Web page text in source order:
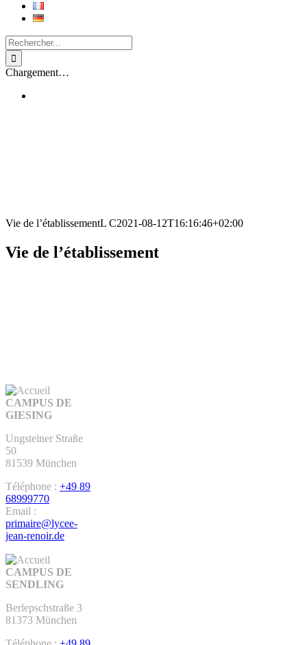
Rechercher:
Chargement…
Vie de l’établissementL C2021-08-12T16:16:46+02:00
Vie de l’établissement
CAMPUS DE
GIESING
Ungsteiner Straße
50
81539 München
Téléphone : +49 89
68999770
Email :
primaire@lycee-
jean-renoir.de
CAMPUS DE
SENDLING
Berlepschstraße 3
81373 München